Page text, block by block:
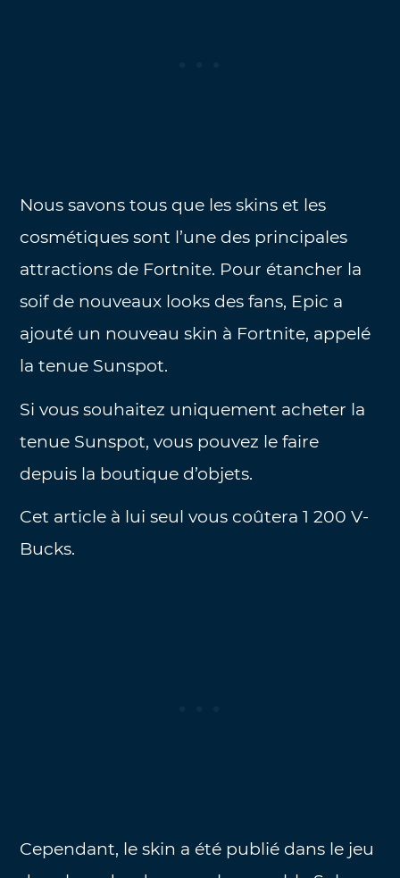
Nous savons tous que les skins et les
cosmétiques sont l’une des principales
attractions de Fortnite. Pour étancher la
soif de nouveaux looks des fans, Epic a
ajouté un nouveau skin à Fortnite, appelé
la tenue Sunspot.
Si vous souhaitez uniquement acheter la
tenue Sunspot, vous pouvez le faire
depuis la boutique d’objets.
Cet article à lui seul vous coûtera 1 200 V-
Bucks.
Cependant, le skin a été publié dans le jeu